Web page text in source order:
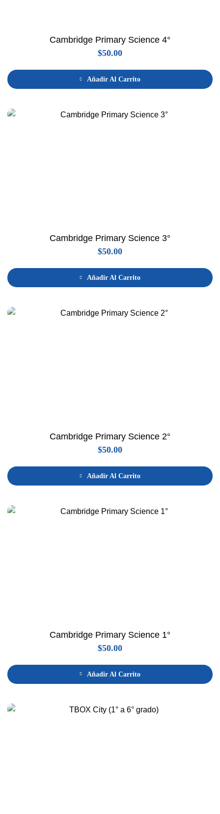
Cambridge Primary Science 4°
$50.00
Añadir Al Carrito
Cambridge Primary Science 3°
$50.00
Añadir Al Carrito
Cambridge Primary Science 2°
$50.00
Añadir Al Carrito
Cambridge Primary Science 1°
$50.00
Añadir Al Carrito